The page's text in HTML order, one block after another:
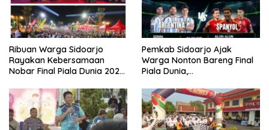
Ribuan Warga Sidoarjo
Rayakan Kebersamaan
Nobar Final Piala Dunia 2026
Forkopimda
Pemkab Sidoarjo Ajak
Warga Nonton Bareng Final
Piala Dunia,